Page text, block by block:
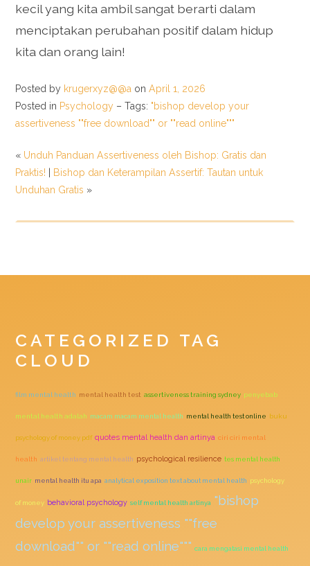
kecil yang kita ambil sangat berarti dalam
menciptakan perubahan positif dalam hidup
kita dan orang lain!
Posted by krugerxyz@@a onApril 1, 2026
Posted in Psychology – Tags: "bishop develop your
assertiveness ""free download"" or ""read online"""
« Unduh Panduan Assertiveness oleh Bishop: Gratis dan
Praktis!
Bishop dan Keterampilan Assertif: Tautan untuk
Unduhan Gratis »
CATEGORIZED TAG
CLOUD
film mental health mental health test assertiveness training sydney penyebab
mental health adalah macam macam mental health mental health test online buku
psychology of money pdf quotes mental health dan artinya ciri ciri mental
health artikel tentang mental health psychological resilience tes mental health
unair mental health itu apa analytical exposition text about mental health psychology
of money behavioral psychology self mental health artinya "bishop
develop your assertiveness ""free
download"" or ""read online""" cara mengatasi mental health